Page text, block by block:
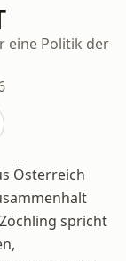
eine Politik der
Österreich
spricht